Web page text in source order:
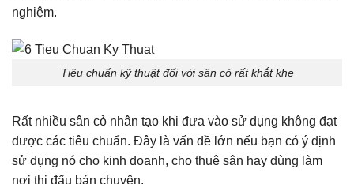
nghiệm.
Tiêu chuẩn kỹ thuật đối với sân cỏ rất khắt khe
Rất nhiều sân cỏ nhân tạo khi đưa vào sử dụng không đạt
được các tiêu chuẩn. Đây là vấn đề lớn nếu bạn có ý định
sử dụng nó cho kinh doanh, cho thuê sân hay dùng làm
nơi thi đấu bán chuyên.